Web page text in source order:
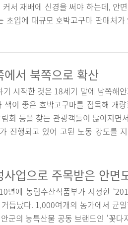
서 재배에 신경을 써야 하는데, 안
초입에 대규모 호박고구마 판매처
서 북쪽으로 확산
시작한 것은 18세기 말에 남쪽해
색이 좋은 호박고구마를 접목해 개
회 등을 찾는 관광객들이 많아지면
진행되고 있어 고된 노동 강도를
업으로 주목받은 안면
년에 농림수산식품부가 지정한
듭났다. 1,000여개의 농가에서 균
군의 농특산물 공동 브랜드인 ‘꽃다